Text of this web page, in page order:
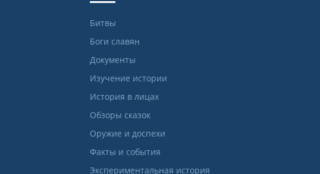
Битвы
Боги славян
Документы
Изучение истории
История в лицах
Обзоры сказок
Оружие и доспехи
Факты и события
Экспериментальная история